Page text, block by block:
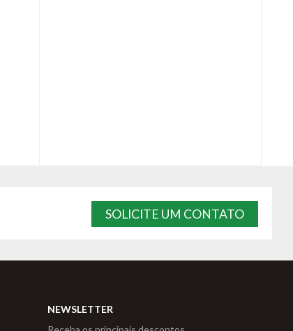
SOLICITE UM CONTATO
NEWSLETTER